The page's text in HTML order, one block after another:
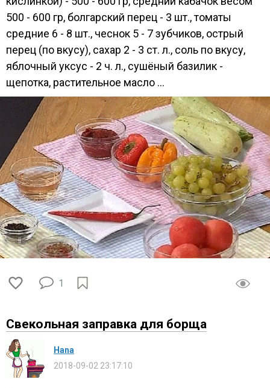
500 - 600 гр, болгарский перец - 3 шт., томаты
средние 6 - 8 шт., чеснок 5 - 7 зубчиков, острый
перец (по вкусу), сахар 2 - 3 ст. л., соль по вкусу,
яблочный уксус - 2 ч. л., сушёный базилик -
щепотка, растительное масло ...
1
Свекольная заправка для борща
Нana
2018-09-02 23:17:10